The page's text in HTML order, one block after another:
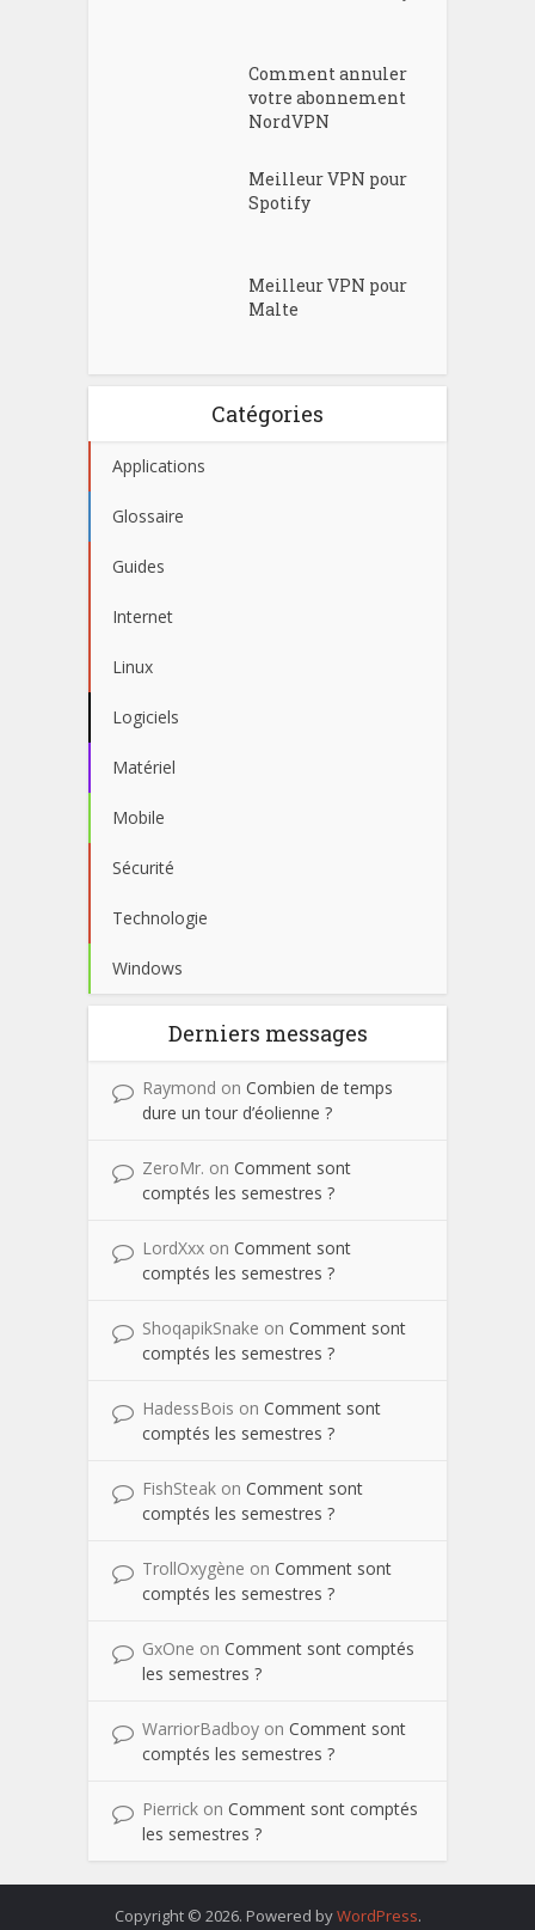
Comment annuler
votre abonnement
NordVPN
Meilleur VPN pour
Spotify
Meilleur VPN pour
Malte
Catégories
Applications
Glossaire
Guides
Internet
Linux
Logiciels
Matériel
Mobile
Sécurité
Technologie
Windows
Derniers messages
Raymond on Combien de temps
dure un tour d’éolienne ?
ZeroMr. on Comment sont
comptés les semestres ?
LordXxx on Comment sont
comptés les semestres ?
ShoqapikSnake on Comment sont
comptés les semestres ?
HadessBois on Comment sont
comptés les semestres ?
FishSteak on Comment sont
comptés les semestres ?
TrollOxygène on Comment sont
comptés les semestres ?
GxOne on Comment sont comptés
les semestres ?
WarriorBadboy on Comment sont
comptés les semestres ?
Pierrick on Comment sont comptés
les semestres ?
Copyright © 2026. Powered byWordPress.